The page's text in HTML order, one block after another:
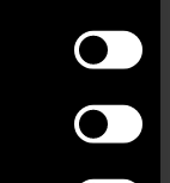
tragen, aber